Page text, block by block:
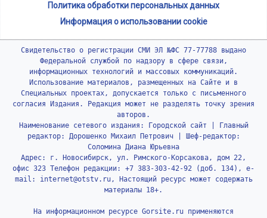
Политика обработки персональных данных
Информация о использовании cookie
Свидетельство о регистрации СМИ ЭЛ №ФС 77-77788 выдано
Федеральной службой по надзору в сфере связи,
информационных технологий и массовых коммуникаций.
Использование материалов, размещенных на Сайте и в
Специальных проектах, допускается только с письменного
согласия Издания. Редакция может не разделять точку зрения
авторов.
Наименование сетевого издания: Городской сайт | Главный
редактор: Дорошенко Михаил Петрович | Шеф-редактор:
Соломина Диана Юрьевна
Адрес: г. Новосибирск, ул. Римского-Корсакова, дом 22,
офис 323 Телефон редакции: +7 383-303-42-92 (доб. 134), e-
mail: internet@otstv.ru, Настоящий ресурс может содержать
материалы 18+.
На информационном ресурсе Gorsite.ru применяются